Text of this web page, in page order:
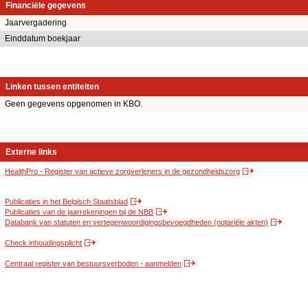
Financiële gegevens
Jaarvergadering
Einddatum boekjaar
Linken tussen entiteiten
Geen gegevens opgenomen in KBO.
Externe links
HealthPro - Register van actieve zorgverleners in de gezondheidszorg
Publicaties in het Belgisch Staatsblad
Publicaties van de jaarrekeningen bij de NBB
Databank van statuten en vertegenwoordigingsbevoegdheden (notariële akten)
Check inhoudingsplicht
Centraal register van bestuursverboden - aanmelden